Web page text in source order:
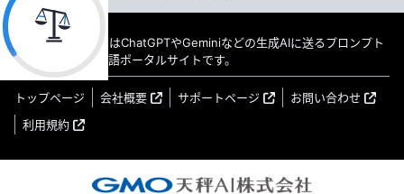
教えてAI byGMO はChatGPTやGeminiなどの生成AIに送るプロンプト
（指示文）の日本語ポータルサイトです。
トップページ 会社概要 サポートページ
お問い合わせ
利用規約